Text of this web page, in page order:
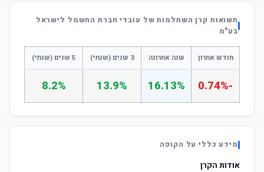
תשואות קרן השתלמות של עובדי חברת החשמל לישראל
בע"מ
חודש אחרון שנה אחרונה 3 שנים (שנתי) 5 שנים (שנתי)
-0.74%
16.13%
13.9%
8.2%
מידע כללי על הקופה
אודות הקרן